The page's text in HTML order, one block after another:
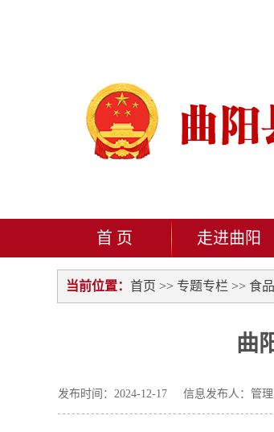
首 页 走进曲阳
当前位置： 首页 >> 专题专栏 >> 食
曲
发布时间：2024-12-17 信息发布人：管理